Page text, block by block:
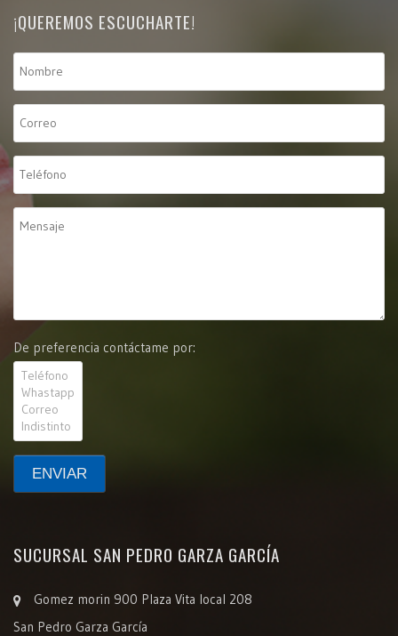
¡QUEREMOS ESCUCHARTE!
De preferencia contáctame por:
SUCURSAL SAN PEDRO GARZA GARCÍA
Gomez morin 900 Plaza Vita local 208
San Pedro Garza García